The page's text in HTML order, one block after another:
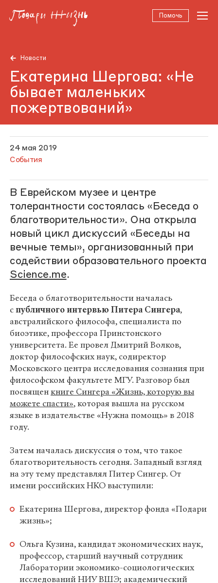
Помочь
Новости
Екатерина Шергова: «Не
бывает маленьких
пожертвований»
24 мая 2019
События
В Еврейском музее и центре
толерантности состоялась «Беседа о
благотворительности». Она открыла
новый цикл дискуссий «Беседы на
вечные темы», организованный при
содействии образовательного проекта
Science.me.
Беседа о благотворительности началась
спубличного интервью Питера Сингера,
австралийского философа, специалиста по
биоэтике, профессора Принстонского
университета. Ее провел Дмитрий Волков,
доктор философских наук, содиректор
Московского центра исследования сознания при
философском факультете МГУ. Разговор был
посвященкниге Сингера «Жизнь, которую вы
можете спасти», которая вышла на русском
языке в издательстве «Нужна помощь» в 2018
году.
Затем началась дискуссия о том, что такое
благотворительность сегодня. Западный взгляд
на эту тему представлял Питер Сингер. От
имени российских НКО выступили:
Екатерина Шергова, директор фонда «Подари
жизнь»;
Ольга Кузина, кандидат экономических наук,
профессор, старший научный сотрудник
Лаборатории экономико-социологических
исследований НИУ ВШЭ; академический